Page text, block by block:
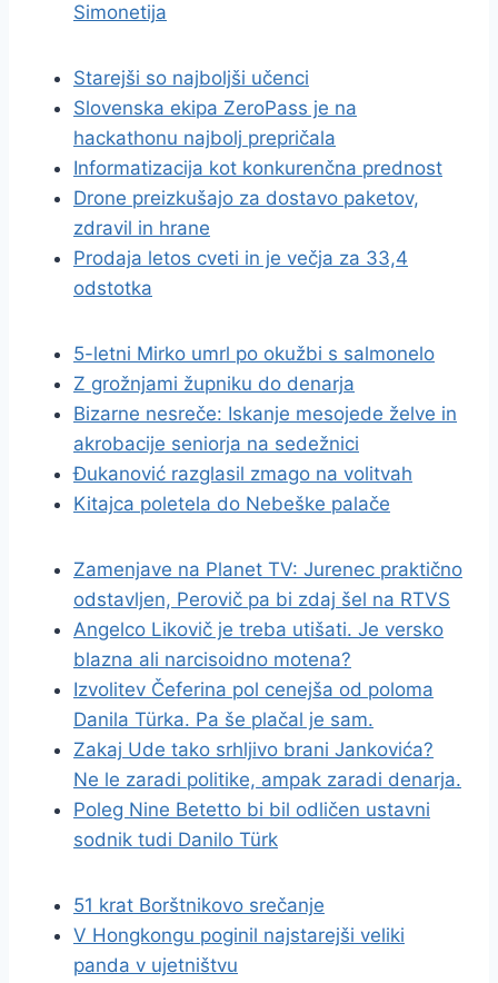
Simonetija
Starejši so najboljši učenci
Slovenska ekipa ZeroPass je na
hackathonu najbolj prepričala
Informatizacija kot konkurenčna prednost
Drone preizkušajo za dostavo paketov,
zdravil in hrane
Prodaja letos cveti in je večja za 33,4
odstotka
5-letni Mirko umrl po okužbi s salmonelo
Z grožnjami župniku do denarja
Bizarne nesreče: Iskanje mesojede želve in
akrobacije seniorja na sedežnici
Đukanović razglasil zmago na volitvah
Kitajca poletela do Nebeške palače
Zamenjave na Planet TV: Jurenec praktično
odstavljen, Perovič pa bi zdaj šel na RTVS
Angelco Likovič je treba utišati. Je versko
blazna ali narcisoidno motena?
Izvolitev Čeferina pol cenejša od poloma
Danila Türka. Pa še plačal je sam.
Zakaj Ude tako srhljivo brani Jankovića?
Ne le zaradi politike, ampak zaradi denarja.
Poleg Nine Betetto bi bil odličen ustavni
sodnik tudi Danilo Türk
51 krat Borštnikovo srečanje
V Hongkongu poginil najstarejši veliki
panda v ujetništvu